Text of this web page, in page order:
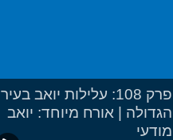
פרק 108: עלילות יואב בעיר
הגדולה | אורח מיוחד: יואב
מודעי